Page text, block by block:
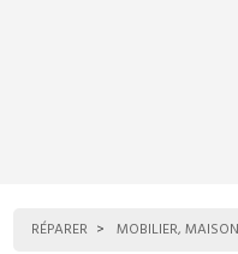
RÉPARER MOBILIER, MAISON